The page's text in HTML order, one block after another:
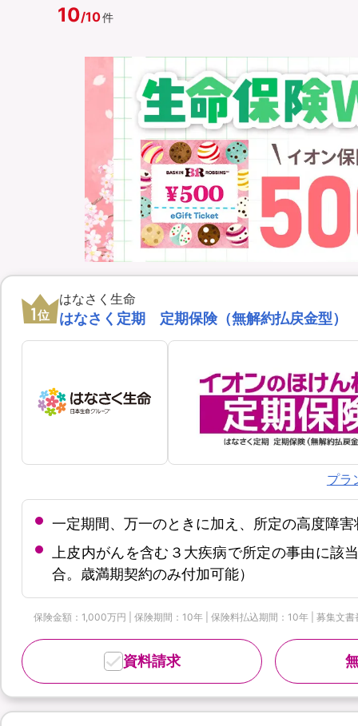
10/10件
1位
はなさく生命
はなさく定期 定期保険（無解約払戻金型）
プラ
一定期間、万一のときに加え、所定の高度障害
上皮内がんを含む３大疾病で所定の事由に
合。歳満期契約のみ付加可能）
保険金額：1,000万円 | 保険期間：10年 | 保険料払込期間：10年 | 募集文
資料請求